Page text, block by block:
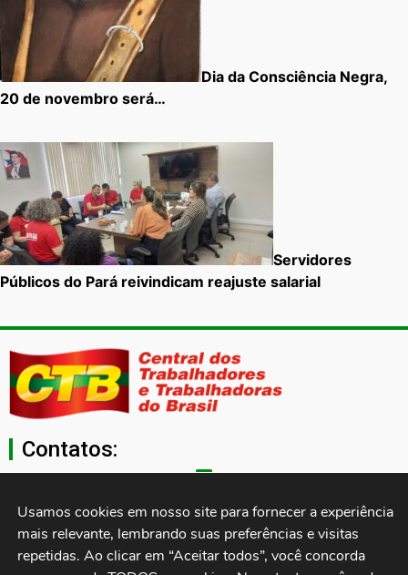
Dia da Consciência Negra,
20 de novembro será…
Servidores
Públicos do Pará reivindicam reajuste salarial
Contatos:
11 3874-0040
Usamos cookies em nosso site para fornecer a experiência
mais relevante, lembrando suas preferências e visitas
repetidas. Ao clicar em “Aceitar todos”, você concorda